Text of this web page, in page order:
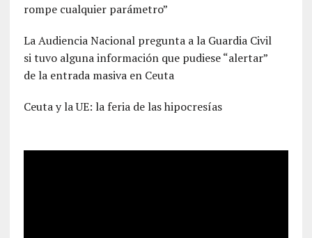
rompe cualquier parámetro”
La Audiencia Nacional pregunta a la Guardia Civil
si tuvo alguna información que pudiese “alertar”
de la entrada masiva en Ceuta
Ceuta y la UE: la feria de las hipocresías